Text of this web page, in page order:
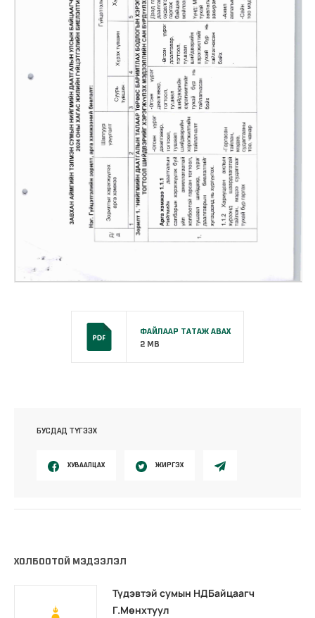
ФАЙЛААР ТАТАЖ АВАХ
2 MB
БУСДАД ТҮГЭЭХ
ХУВААЛЦАХ ЖИРГЭХ
ХОЛБООТОЙ МЭДЭЭЛЭЛ
Түдэвтэй сумын НДБайцаагч
Г.Мөнхтуул